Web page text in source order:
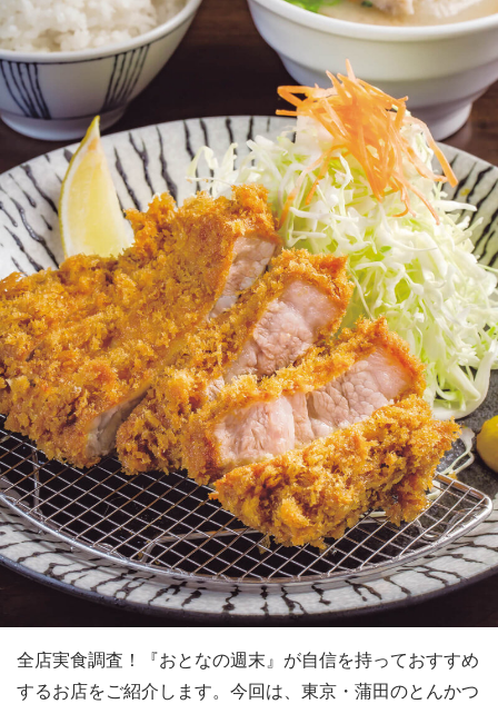
全店実食調査！『おとなの週末』が自信を持っておすすめ
するお店をご紹介します。今回は、東京・蒲田のとんかつ